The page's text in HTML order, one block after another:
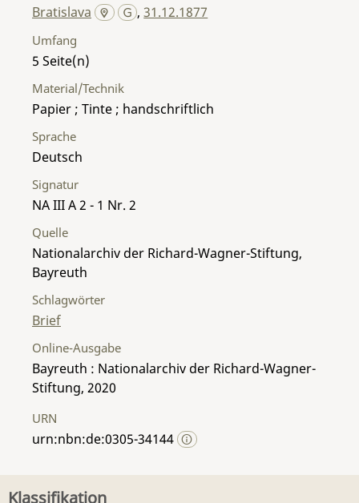
Bratislava ,31.12.1877
Umfang
5
Material/Technik
Papier ; Tinte ; handschriftlich
Sprache
Deutsch
Signatur
NA III A 2 - 1 Nr. 2
Quelle
Nationalarchiv der Richard-Wagner-Stiftung,
Bayreuth
Schlagwörter
Brief
Online-Ausgabe
Bayreuth : Nationalarchiv der Richard-Wagner-
Stiftung, 2020
URN
urn:nbn:de:0305-34144
Klassifikation